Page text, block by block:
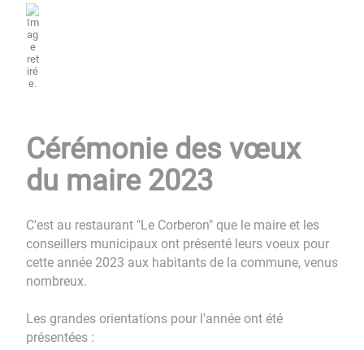
Cérémonie des vœux
du maire 2023
C'est au restaurant "Le Corberon" que le maire et les
conseillers municipaux ont présenté leurs voeux pour
cette année 2023 aux habitants de la commune, venus
nombreux.
Les grandes orientations pour l'année ont été
présentées :